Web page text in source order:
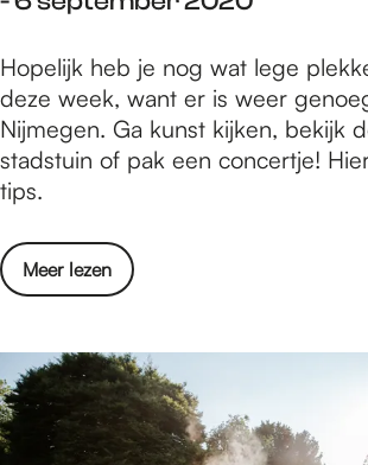
2
1
3
s
e
p
e
m
e
r
2
0
i
j
m
e
n
-
/
W
a
t
i
s
r
t
o
e
n
Hopelijk heb je nog wat lege
deze week, want er is weer
Nijmegen. Ga kunst kijken, bekijk
stadstuin of pak een concertje!
tips.
Meer lezen
o
v
r
W